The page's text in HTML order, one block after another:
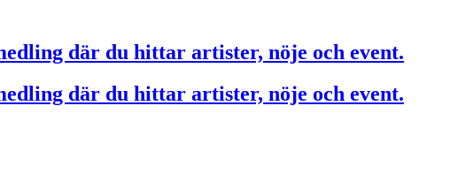
där du hittar artister, nöje och event.
där du hittar artister, nöje och event.